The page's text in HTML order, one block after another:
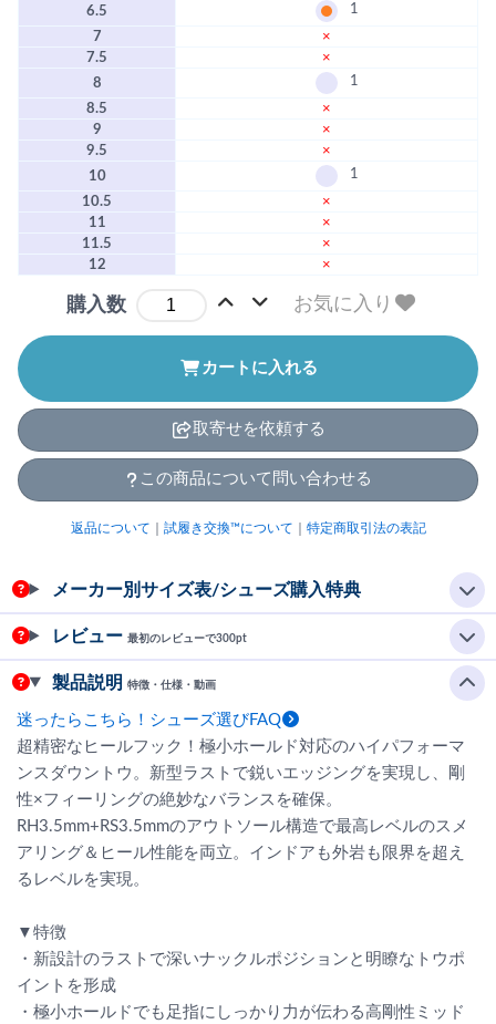
6.5
1
7
×
7.5
×
8
1
8.5
×
9
×
9.5
×
10
1
10.5
×
11
×
11.5
×
12
×
購入数 お気に入り
カートに入れる
取寄せを依頼する
この商品について問い合わせる
返品について 試履き交換™について 特定商取引法の表記
メーカー別サイズ表/シューズ購入特典
レビュー 最初のレビューで300pt
製品説明 特徴・仕様・動画
迷ったらこちら！シューズ選びFAQ
超精密なヒールフック！極小ホールド対応のハイパフォーマ
ンスダウントウ。新型ラストで鋭いエッジングを実現し、剛
性×フィーリングの絶妙なバランスを確保。
RH3.5mm+RS3.5mmのアウトソール構造で最高レベルのスメ
アリング＆ヒール性能を両立。インドアも外岩も限界を超え
るレベルを実現。
▼特徴
・新設計のラストで深いナックルポジションと明瞭なトウポ
イントを形成
・極小ホールドでも足指にしっかり力が伝わる高剛性ミッド